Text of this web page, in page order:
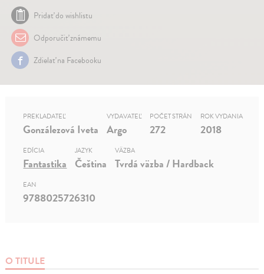
Pridať do wishlistu
Odporučiť známemu
Zdielať na Facebooku
O TITULE
PREKLADATEĽ
Gonzálezová Iveta
VYDAVATEĽ
Argo
POČET STRÁN
272
ROK VYDANIA
2018
EDÍCIA
Fantastika
JAZYK
Čeština
VÄZBA
Tvrdá väzba / Hardback
EAN
9788025726310